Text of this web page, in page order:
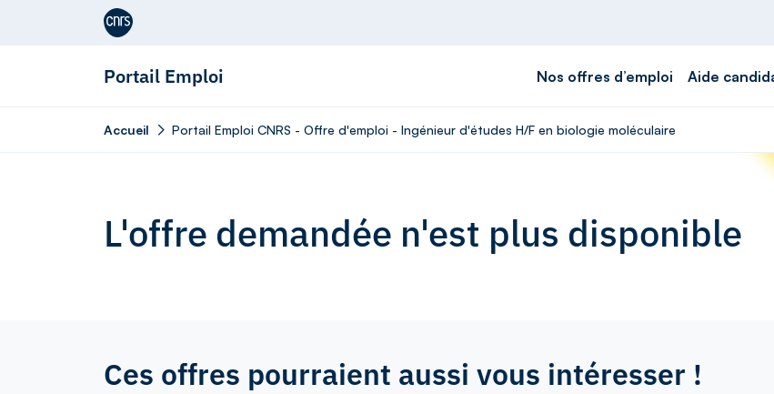
Aller au contenu
Portail Emploi Nos offres d’emploi Aide
Accueil Portail Emploi CNRS - Offre d'emploi - Ingénieur d'études H/F en biologie moléculaire
L'offre demandée n'est plus disponible
Ces offres pourraient aussi vous intéresser !